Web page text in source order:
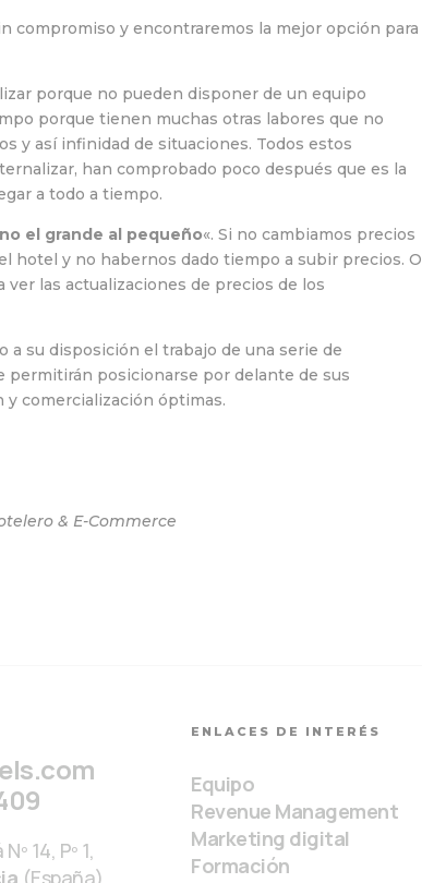
compromiso y encontraremos la mejor opción para
porque no pueden disponer de un equipo
porque tienen muchas otras labores que no
y así infinidad de situaciones. Todos estos
han comprobado poco después que es la
a todo a tiempo.
el grande al pequeño«. Si no cambiamos precios
hotel y no habernos dado tiempo a subir precios. O
las actualizaciones de precios de los
su disposición el trabajo de una serie de
permitirán posicionarse por delante de sus
comercialización óptimas.
& E-Commerce
14, Pº 1,
ENLACES DE INTERÉS
Equipo
Revenue Management
Marketing digital
Formación